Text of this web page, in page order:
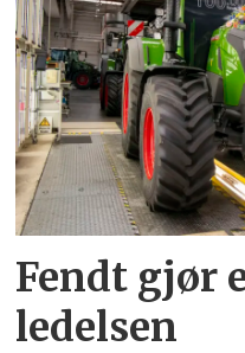
Fendt gjør
ledelsen